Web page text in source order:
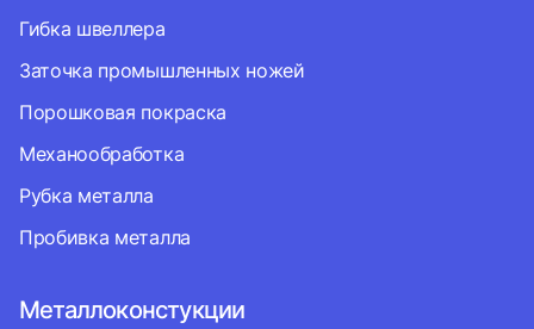
Гибка швеллера
Заточка промышленных ножей
Порошковая покраска
Механообработка
Рубка металла
Пробивка металла
Металлоконстукции